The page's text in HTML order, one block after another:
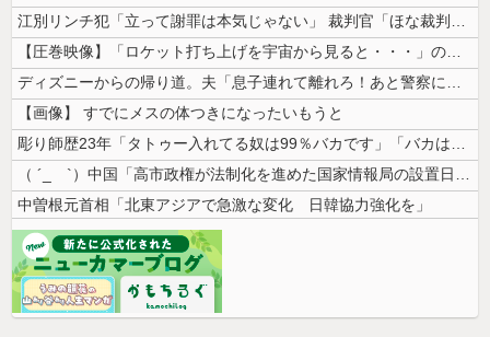
江別リンチ犯「立って謝罪は本気じゃない」 裁判官「ほな裁判で土下座して...
【圧巻映像】「ロケット打ち上げを宇宙から見ると・・・」の動画が衝撃的
ディズニーからの帰り道。夫「息子連れて離れろ！あと警察に通報！」私「助...
【画像】 すでにメスの体つきになったいもうと
彫り師歴23年「タトゥー入れてる奴は99％バカです」「バカは5000円...
（ ´_ゝ`）中国「高市政権が法制化を進めた国家情報局の設置日が7月3...
中曽根元首相「北東アジアで急激な変化 日韓協力強化を」